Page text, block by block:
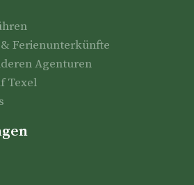
Ferienunterkünfte
Agenturen
Texel